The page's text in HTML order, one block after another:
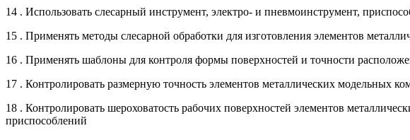
14 . Использовать слесарный инструмент, электро- и пневмоинструмент,
15 . Применять методы слесарной обработки для изготовления элементов
16 . Применять шаблоны для контроля формы поверхностей и точности
17 . Контролировать размерную точность элементов металлических модельных
18 . Контролировать шероховатость рабочих поверхностей элементов
приспособлений